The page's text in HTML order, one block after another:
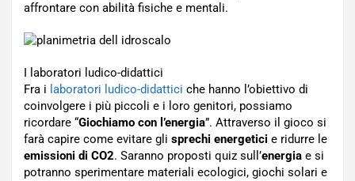
affrontare con abilità fisiche e mentali.
I laboratori ludico-didattici
Fra i laboratori ludico-didattici che hanno l’obiettivo di
coinvolgere i più piccoli e i loro genitori, possiamo
ricordare “Giochiamo con l’energia”. Attraverso il gioco si
farà capire come evitare gli sprechi energetici e ridurre le
emissioni di CO2. Saranno proposti quiz sull’energia e si
potranno sperimentare materiali ecologici, giochi solari e